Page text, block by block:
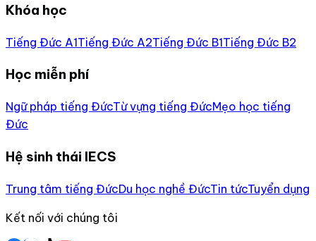
Khóa học
Tiếng Đức A1Tiếng Đức A2Tiếng Đức B1Tiếng Đức B2
Học miễn phí
Ngữ pháp tiếng ĐứcTừ vựng tiếng ĐứcMẹo học tiếng
Đức
Hệ sinh thái IECS
Trung tâm tiếng ĐứcDu học nghề ĐứcTin tứcTuyển dụng
Kết nối với chúng tôi